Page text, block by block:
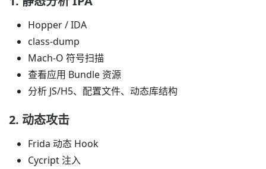
Hopper / IDA
class-dump
Mach-O 符号扫描
查看应用 Bundle 资源
分析 JS/H5、配置文件、动态库结构
2. 动态攻击
Frida 动态 Hook
Cycript 注入